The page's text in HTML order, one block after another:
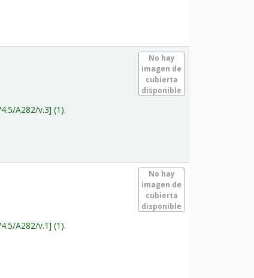
No hay
imagen de
cubierta
disponible
A282/v.3 (1).
No hay
imagen de
cubierta
disponible
A282/v.1 (1).